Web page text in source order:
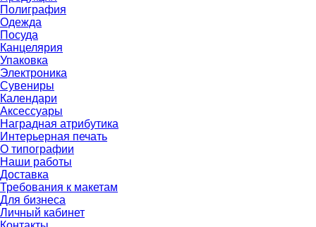
Полиграфия
Одежда
Посуда
Канцелярия
Упаковка
Электроника
Сувениры
Календари
Аксессуары
Наградная атрибутика
Интерьерная печать
О типографии
Наши работы
Доставка
Требования к макетам
Для бизнеса
Личный кабинет